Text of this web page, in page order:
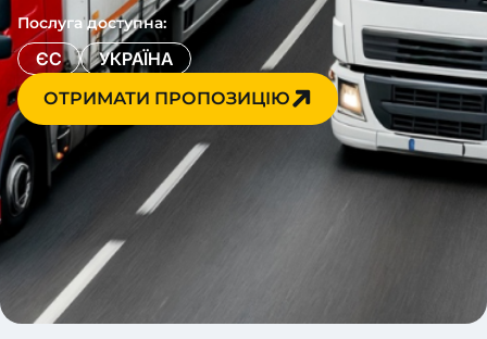
Послуга доступна:
ЄС УКРАЇНА
ОТРИМАТИ ПРОПОЗИЦІЮ